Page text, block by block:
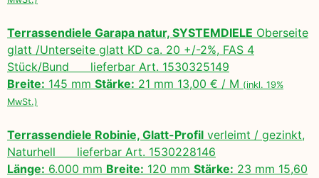
Terrassendiele Garapa natur, SYSTEMDIELE Oberseite
glatt /Unterseite glatt KD ca. 20 +/-2%, FAS 4
Stück/Bund lieferbar Art. 1530325149
Breite: 145 mm Stärke: 21 mm 13,00 € / M (inkl. 19%
MwSt.)
Terrassendiele Robinie, Glatt-Profil verleimt / gezinkt,
Naturhell lieferbar Art. 1530228146
Länge: 6.000 mm Breite: 120 mm Stärke: 23 mm 15,60